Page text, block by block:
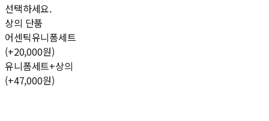
선택하세요.
상의 단품
어센틱유니폼세트
(+20,000원)
유니폼세트+상의
(+47,000원)